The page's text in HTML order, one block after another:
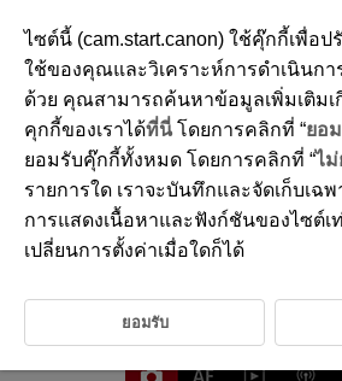
D090-069
ระยะเวลาวัดแสง
คุณสามารถตั้งค่าระยะเวลาวัดแสง (ซึ่งจะกำหนด
ระดับแสง/การล็อค AE) หลังจากที่มีการเรียกใช้ก
เลือก [ :ระยะเวลาวัดแสง]
ไซต์นี้ (cam.start.canon) ใช้คุ๊กกี้เพื่อ
ใช้ของคุณและวิเคราะห์การดำเนินกา
ด้วย คุณสามารถค้นหาข้อมูลเพิ่มเติมเ
คุกกี้ของเราได้ที่นี่โดยการคลิกที่ “ยอ
ยอมรับคุ๊กกี้ทั้งหมด โดยการคลิกที่ “ไ
รายการใด เราจะบันทึกและจัดเก็บเฉ
การแสดงเนื้อหาและฟังก์ชันของไซต์
เปลี่ยนการตั้งค่าเมื่อใดก็ได้
ยอมรับ